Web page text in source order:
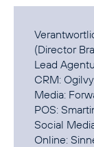
(Director
Lead
CRM:
Media:
POS:
Social
Online: